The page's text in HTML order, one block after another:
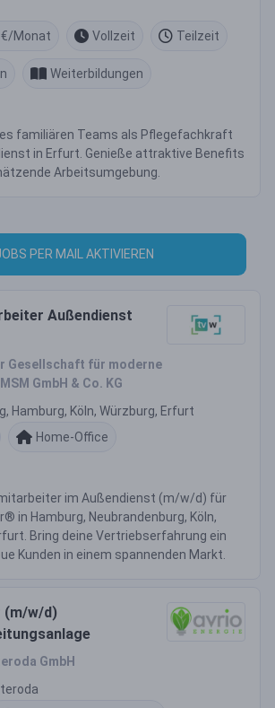
€/Monat
Vollzeit Teilzeit
Weiterbildungen
familiären Teams als Pflegefachkraft
in Erfurt. Genieße attraktive Benefits
Arbeitsumgebung.
PER MAIL AKTIVIEREN
Außendienst
Gesellschaft für moderne
GmbH & Co. KG
Hamburg, Köln, Würzburg, Erfurt
Home-Office
im Außendienst (m/w/d) für
in Hamburg, Neubrandenburg, Köln,
Bring deine Vertriebserfahrung ein
Kunden in einem spannenden Markt.
(m/w/d)
GmbH